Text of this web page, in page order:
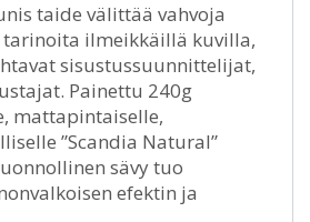
taide välittää vahvoja
ilmeikkäillä kuvilla,
sisustussuunnittelijat,
Painettu 240g
mattapintaiselle,
”Scandia Natural”
sävy tuo
efektin ja